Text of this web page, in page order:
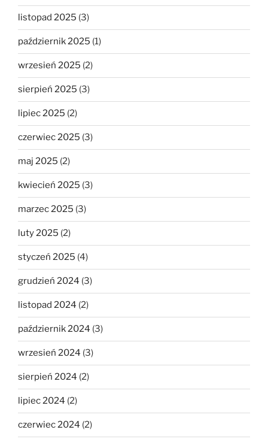
listopad 2025 (3)
październik 2025 (1)
wrzesień 2025 (2)
sierpień 2025 (3)
lipiec 2025 (2)
czerwiec 2025 (3)
maj 2025 (2)
kwiecień 2025 (3)
marzec 2025 (3)
luty 2025 (2)
styczeń 2025 (4)
grudzień 2024 (3)
listopad 2024 (2)
październik 2024 (3)
wrzesień 2024 (3)
sierpień 2024 (2)
lipiec 2024 (2)
czerwiec 2024 (2)